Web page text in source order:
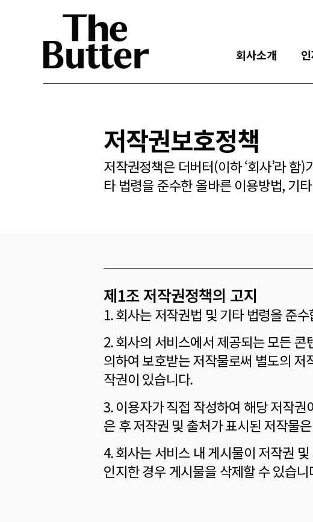
회사소개
저작권보호정책
저작권정책은 더버터(이하 ‘회사’라
타 법령을 준수한 올바른 이용방법, 기
제1조 저작권정책의 고지
1. 회사는 저작권법 및 기타 법령을 준
2. 회사의 서비스에서 제공되는 모든
의하여 보호받는 저작물로써 별도의
작권이 있습니다.
3. 이용자가 직접 작성하여 해당 저작
은 후 저작권 및 출처가 표시된 저작물
4. 회사는 서비스 내 게시물이 저작권
인지한 경우 게시물을 삭제할 수 있습니